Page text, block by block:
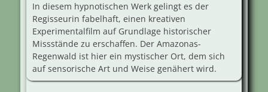
In diesem hypnotischen Werk gelingt es der
Regisseurin fabelhaft, einen kreativen
Experimentalfilm auf Grundlage historischer
Missstände zu erschaffen. Der Amazonas-
Regenwald ist hier ein mystischer Ort, dem sich
auf sensorische Art und Weise genähert wird.